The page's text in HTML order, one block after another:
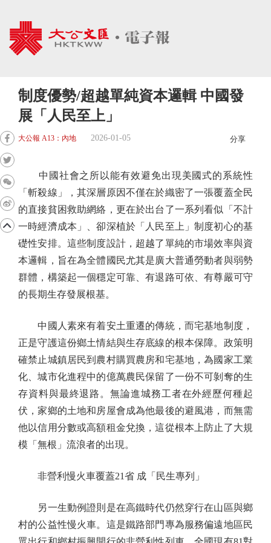
制度優勢/超越單純資本邏輯 中國發
展「人民至上」
大公報 A13：內地 2026-01-05 分享
中國社會之所以能有效避免出現美國式的系統性
「斬殺線」，其深層原因不僅在於織密了一張覆蓋全民
的直接貧困救助網絡，更在於出台了一系列看似「不計
一時經濟成本」、卻深植於「人民至上」制度初心的基
礎性安排。這些制度設計，超越了單純的市場效率與資
本邏輯，旨在為全體國民尤其是廣大普通勞動者與弱勢
群體，構築起一個穩定可靠、有退路可依、有尊嚴可守
的長期生存發展根基。
中國人素來有着安土重遷的傳統，而宅基地制度，
正是守護這份鄉土情結與生存底線的根本保障。政策明
確禁止城鎮居民到農村購買農房和宅基地，為國家工業
化、城市化進程中的億萬農民保留了一份不可剝奪的生
存資料與最終退路。無論進城務工者在外經歷何種起
伏，家鄉的土地和房屋會成為他最後的避風港，而無需
他以信用分數或高額租金兌換，這從根本上防止了大規
模「無根」流浪者的出現。
非營利慢火車覆蓋21省 成「民生專列」
另一生動例證則是在高鐵時代仍然穿行在山區與鄉
村的公益性慢火車。這是鐵路部門專為服務偏遠地區民